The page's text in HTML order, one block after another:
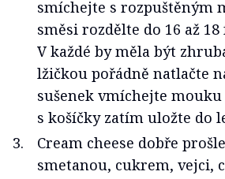
smíchejte s rozpuštěným
směsi rozdělte do 16 až
V každé by měla být
lžičkou pořádně natlačte
sušenek vmíchejte
s košíčky zatím uložte do
Cream cheese dobře
smetanou, cukrem, vejci,